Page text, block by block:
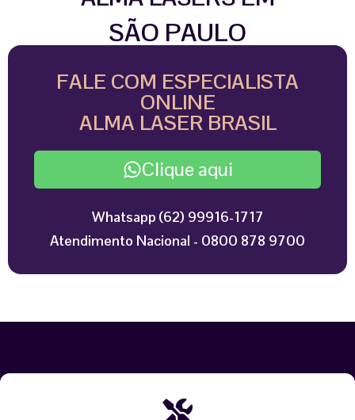
SÃO PAULO
FALE COM ESPECIALISTA
ONLINE
ALMA LASER BRASIL
Clique aqui
Whatsapp (62) 99916-1717
Atendimento Nacional - 0800 878 9700